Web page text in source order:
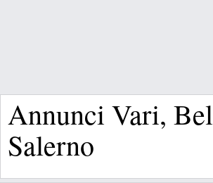
Annunci Vari,
Salerno